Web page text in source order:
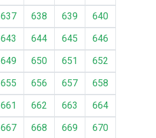
637 638 639
640
643 644 645
646
649 650 651
652
655 656 657
658
661 662 663
664
667 668 669
670